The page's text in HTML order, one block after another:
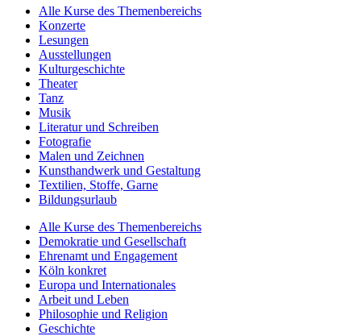
Alle Kurse des Themenbereichs
Konzerte
Lesungen
Ausstellungen
Kulturgeschichte
Theater
Tanz
Musik
Literatur und Schreiben
Fotografie
Malen und Zeichnen
Kunsthandwerk und Gestaltung
Textilien, Stoffe, Garne
Bildungsurlaub
Alle Kurse des Themenbereichs
Demokratie und Gesellschaft
Ehrenamt und Engagement
Köln konkret
Europa und Internationales
Arbeit und Leben
Philosophie und Religion
Geschichte